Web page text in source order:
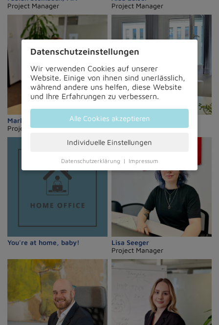
Project Manager
Project Manager
Marlene Gammer
Project Manager
Denise Lehner
Project Manager
You're at home, baby!
Lisa Seeger
Project Manager
Datenschutz­einstellungen
Wir verwenden Cookies auf unserer
Website. Einige von ihnen sind unerlässlich,
während andere uns helfen, diese Website
und Ihre Erfahrungen zu verbessern.
Alle Cookies akzeptieren
Individuelle Einstellungen
Datenschutzerklärung | Impressum